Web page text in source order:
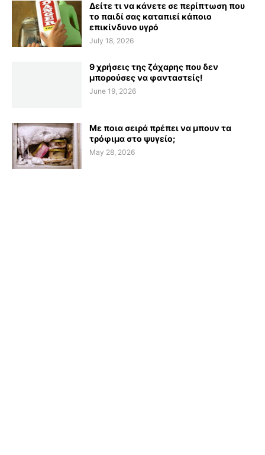
Δείτε τι να κάνετε σε περίπτωση που
το παιδί σας καταπιεί κάποιο
επικίνδυνο υγρό
July 18, 2026
9 χρήσεις της ζάχαρης που δεν
μπορούσες να φανταστείς!
June 19, 2026
Με ποια σειρά πρέπει να μπουν τα
τρόφιμα στο ψυγείο;
May 28, 2026